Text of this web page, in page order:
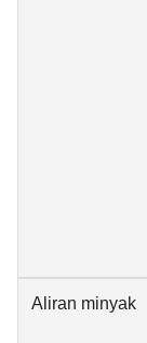
Aliran minyak